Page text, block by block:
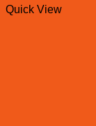
Quick View